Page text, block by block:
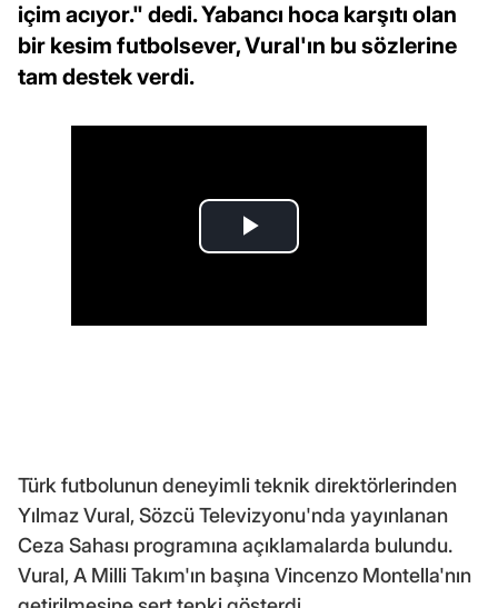
içim acıyor." dedi. Yabancı hoca karşıtı olan
bir kesim futbolsever, Vural'ın bu sözlerine
tam destek verdi.
Türk futbolunun deneyimli teknik direktörlerinden
Yılmaz Vural, Sözcü Televizyonu'nda yayınlanan
Ceza Sahası programına açıklamalarda bulundu.
Vural, A Milli Takım'ın başına Vincenzo Montella'nın